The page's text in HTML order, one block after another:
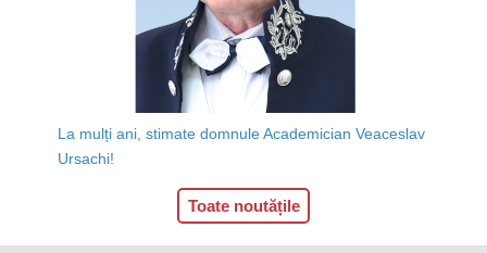
La mulți ani, stimate domnule Academician Veaceslav
Ursachi!
Toate noutățile